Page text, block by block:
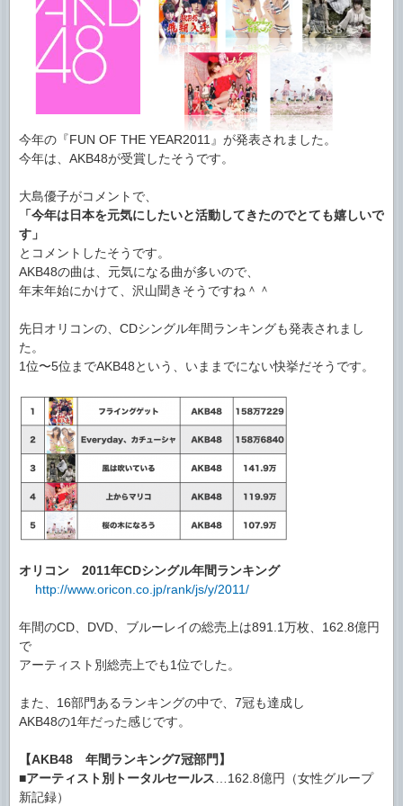
今年の『FUN OF THE YEAR2011』が発表されました。
今年は、AKB48が受賞したそうです。
大島優子がコメントで、
「今年は日本を元気にしたいと活動してきたのでとても嬉しいで
す」
とコメントしたそうです。
AKB48の曲は、元気になる曲が多いので、
年末年始にかけて、沢山聞きそうですね＾＾
先日オリコンの、CDシングル年間ランキングも発表されまし
た。
1位〜5位までAKB48という、いままでにない快挙だそうです。
オリコン 2011年CDシングル年間ランキング
http://www.oricon.co.jp/rank/js/y/2011/
年間のCD、DVD、ブルーレイの総売上は891.1万枚、162.8億円
で
アーティスト別総売上でも1位でした。
また、16部門あるランキングの中で、7冠も達成し
AKB48の1年だった感じです。
【AKB48 年間ランキング7冠部門】
■アーティスト別トータルセールス …162.8億円（女性グループ
新記録）